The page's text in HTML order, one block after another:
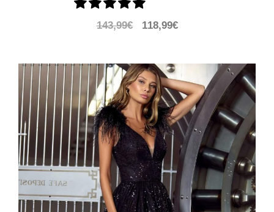
143,99€
Le
était :
143,99€.
118,99€Le
118,99€.